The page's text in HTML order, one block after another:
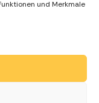
und Merkmale